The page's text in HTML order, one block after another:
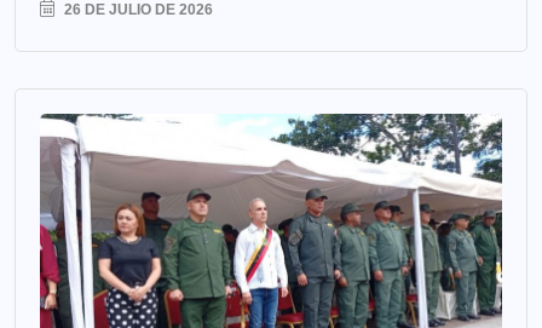
26 DE JULIO DE 2026